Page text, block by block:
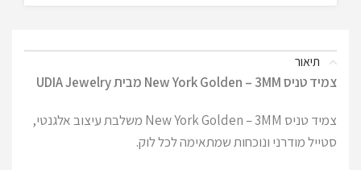
תיאור
צמיד טניס New York Golden – 3MM מבית UDIA Jewelry
צמיד טניס New York Golden – 3MM משלבת עיצוב אלגנטי,
סטייל מודרני ונוכחות שמתאימה לכל לוק.